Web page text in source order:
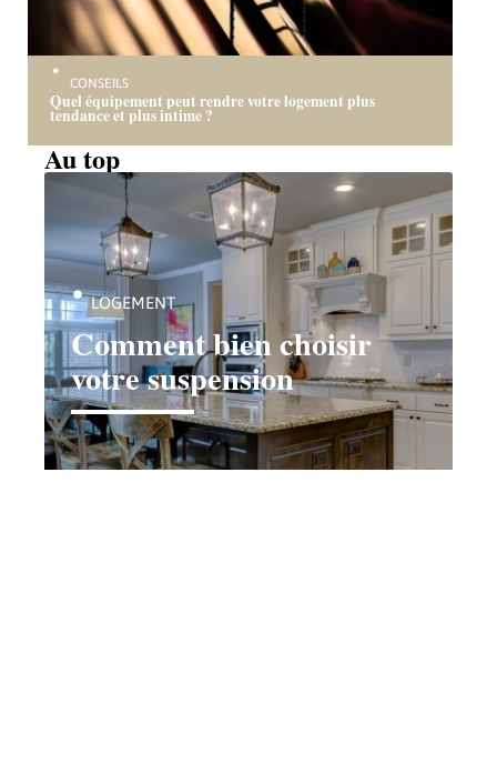
CONSEILS
Quel équipement peut rendre votre logement plus
tendance et plus intime ?
Au top
Comment bien choisir
votre suspension
LOGEMENT